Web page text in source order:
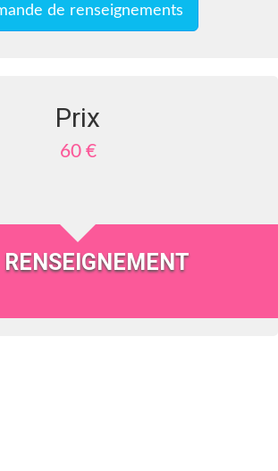
de renseignements
Prix
60 €
RENSEIGNEMENT